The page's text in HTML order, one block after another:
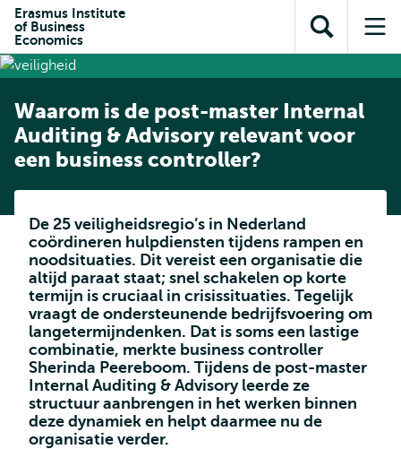
inhoud
Direct naar
subnavigatie
Erasmus Institute
of Business
Economics
Toon
zoekveld
Waarom is de post-master Internal
Auditing & Advisory relevant voor
een business controller?
De 25 veiligheidsregio’s in Nederland
coördineren hulpdiensten tijdens rampen en
noodsituaties. Dit vereist een organisatie die
altijd paraat staat; snel schakelen op korte
termijn is cruciaal in crisissituaties. Tegelijk
vraagt de ondersteunende bedrijfsvoering om
langetermijndenken. Dat is soms een lastige
combinatie, merkte business controller
Sherinda Peereboom. Tijdens de post-master
Internal Auditing & Advisory leerde ze
structuur aanbrengen in het werken binnen
deze dynamiek en helpt daarmee nu de
organisatie verder.